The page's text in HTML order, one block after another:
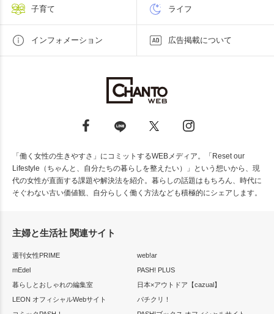
子育て ライフ
インフォメーション 広告掲載について
「働く女性の生きやすさ」にコミットするWEBメディア。「Reset our
Lifestyle（ちゃんと、自分たちの暮らしを整えたい）」という想いから、現
代の女性が直面する課題や解決法を紹介。暮らしの話題はもちろん、時代に
そぐわない古い価値観、自分らしく働く方法なども積極的にシェアします。
主婦と生活社 関連サイト
週刊女性PRIME
web!ar
mEdel
PASH! PLUS
暮らしとおしゃれの編集室
日本×アウトドア【cazual】
LEON オフィシャルWebサイト
パチクリ！